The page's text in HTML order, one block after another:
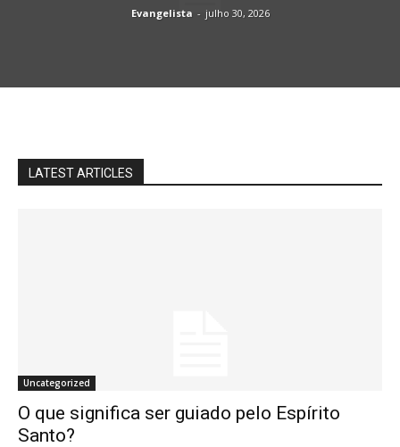
Evangelista - julho 30, 2026
LATEST ARTICLES
Uncategorized
O que significa ser guiado pelo Espírito
Santo?